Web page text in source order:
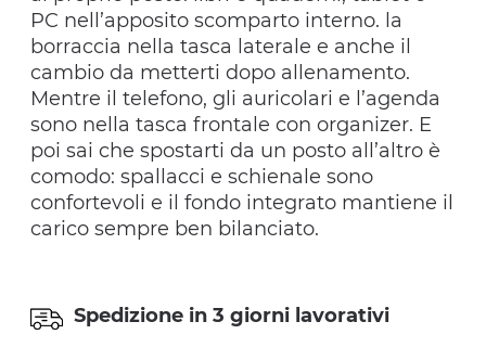
PC nell’apposito scomparto interno. la
borraccia nella tasca laterale e anche il
cambio da metterti dopo allenamento.
Mentre il telefono, gli auricolari e l’agenda
sono nella tasca frontale con organizer. E
poi sai che spostarti da un posto all’altro è
comodo: spallacci e schienale sono
confortevoli e il fondo integrato mantiene il
carico sempre ben bilanciato.
Spedizione in 3 giorni lavorativi